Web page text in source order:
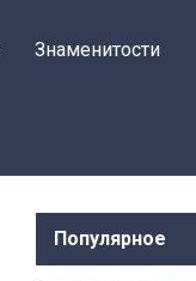
Знаменитости
Популярное